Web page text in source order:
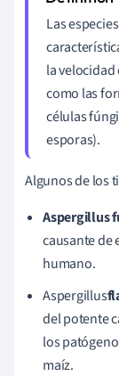
Las
la
como las
células
esporas).
Algunos de los
Aspergillus
causante de
humano.
Aspergillus
del potente
los
maíz.